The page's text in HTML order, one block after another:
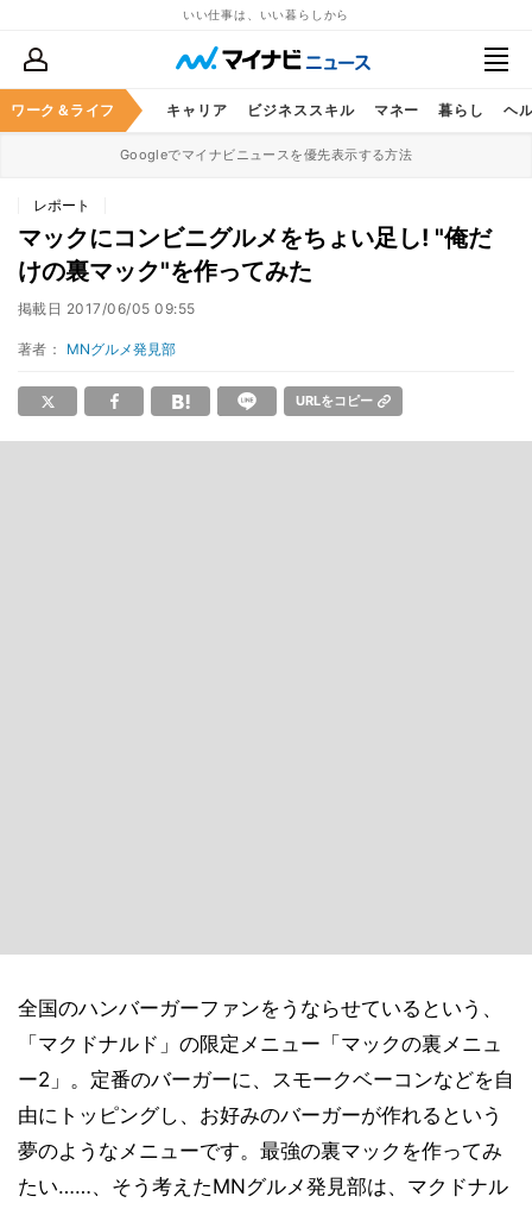
いい仕事は、いい暮らしから
ワーク＆ライフ キャリア ビジネススキル マネー 暮らし ヘ
Googleでマイナビニュースを優先表示する方法
レポート
マックにコンビニグルメをちょい足し! "俺だ
けの裏マック"を作ってみた
掲載日 2017/06/05 09:55
著者： MNグルメ発見部
URLをコピー
全国のハンバーガーファンをうならせているという、
「マクドナルド」の限定メニュー「マックの裏メニュ
ー2」。定番のバーガーに、スモークベーコンなどを自
由にトッピングし、お好みのバーガーが作れるという
夢のようなメニューです。最強の裏マックを作ってみ
たい……、そう考えたMNグルメ発見部は、マクドナル